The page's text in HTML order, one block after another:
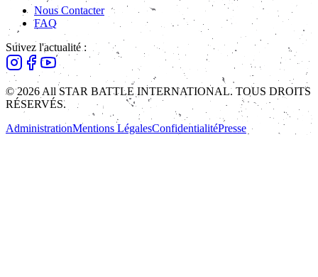
Nous Contacter
FAQ
Suivez l'actualité :
© 2026 All STAR BATTLE INTERNATIONAL. TOUS DROITS
RÉSERVÉS.
AdministrationMentions LégalesConfidentialitéPresse